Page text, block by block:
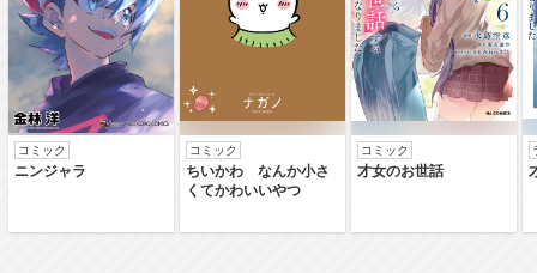
コミック
ニンジャラ
コミック
ちいかわ なんか小さ
くてかわいいやつ
コミック
才女のお世話